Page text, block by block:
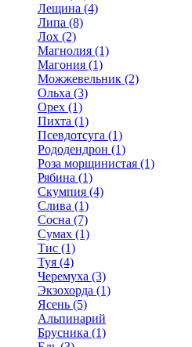
Лещина (4)
Липа (8)
Лох (2)
Магнолия (1)
Магония (1)
Можжевельник (2)
Ольха (3)
Орех (1)
Пихта (1)
Псевдотсуга (1)
Рододендрон (1)
Роза морщинистая (1)
Рябина (1)
Скумпия (4)
Слива (1)
Сосна (7)
Сумах (1)
Тис (1)
Туя (4)
Черемуха (3)
Экзохорда (1)
Ясень (5)
Альпинарий
Брусника (1)